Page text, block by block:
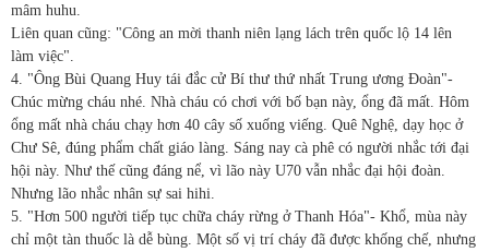
mâm huhu.
Liên quan cũng: "Công an mời thanh niên lạng lách trên quốc lộ 14 lên
làm việc".
4. "Ông Bùi Quang Huy tái đắc cử Bí thư thứ nhất Trung ương Đoàn"-
Chúc mừng cháu nhé. Nhà cháu có chơi với bố bạn này, ổng đã mất. Hôm
ổng mất nhà cháu chạy hơn 40 cây số xuống viếng. Quê Nghệ, dạy học ở
Chư Sê, đúng phẩm chất giáo làng. Sáng nay cà phê có người nhắc tới đại
hội này. Như thế cũng đáng nể, vì lão này U70 vẫn nhắc đại hội đoàn.
Nhưng lão nhắc nhân sự sai hihi.
5. "Hơn 500 người tiếp tục chữa cháy rừng ở Thanh Hóa"- Khổ, mùa này
chỉ một tàn thuốc là dễ bùng. Một số vị trí cháy đã được khống chế, nhưng